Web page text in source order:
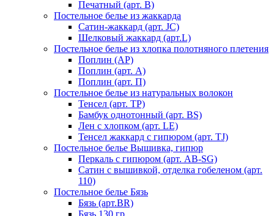
Печатный (арт. В)
Постельное белье из жаккарда
Сатин-жаккард (арт. JC)
Шелковый жаккард (арт.L)
Постельное белье из хлопка полотняного плетения
Поплин (AP)
Поплин (арт. А)
Поплин (арт. П)
Постельное белье из натуральных волокон
Тенсел (арт. ТР)
Бамбук однотонный (арт. BS)
Лен с хлопком (арт. LE)
Тенсел жаккард с гипюром (арт. TJ)
Постельное белье Вышивка, гипюр
Перкаль с гипюром (арт. AB-SG)
Сатин с вышивкой, отделка гобеленом (арт.
110)
Постельное белье Бязь
Бязь (арт.BR)
Бязь 130 гр